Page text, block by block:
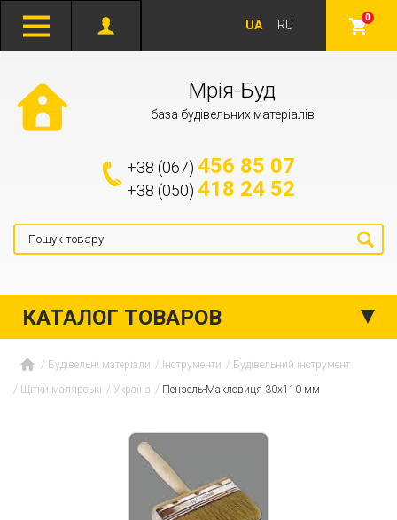
0
UA RU
Мрія-Буд
база будівельних матеріалів
+38 (067) 456 85 07
+38 (050) 418 24 52
КАТАЛОГ ТОВАРОВ
Будівельні матеріали Інструменти
Будівельний інструмент
Щітки малярські
Україна Пензель-Макловиця 30х110 мм